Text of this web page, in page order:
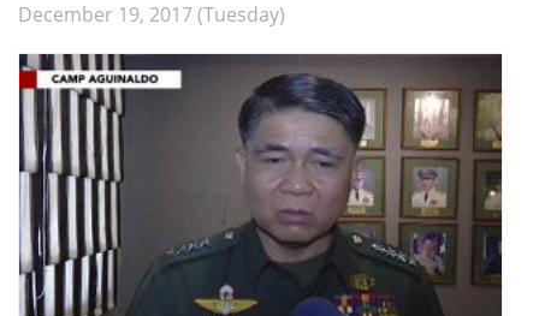
December 19, 2017 (Tuesday)